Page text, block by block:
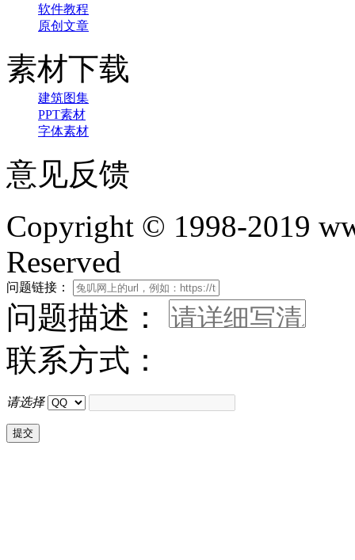
软件教程
原创文章
素材下载
建筑图集
PPT素材
字体素材
意见反馈
Copyright © 1998-2019
Reserved
问题链接：
问题描述：
联系方式：
请选择